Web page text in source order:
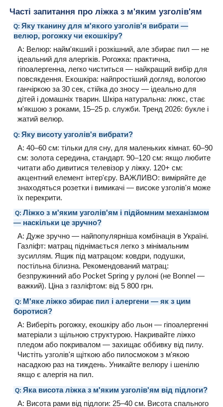
Часті запитання про ліжка з м'яким узголів'ям
Q:Яку тканину для м'якого узголів'я вибрати —
велюр, рогожку чи екошкіру?
A: Велюр: найм'якший і розкішний, але збирає пил — не
ідеальний для алергіків. Рогожка: практична,
гіпоалергенна, легко чиститься — найкращий вибір для
повсякдення. Екошкіра: найпростіший догляд, вологою
ганчіркою за 30 сек, стійка до зносу — ідеально для
дітей і домашніх тварин. Шкіра натуральна: люкс, стає
м'якшою з роками, 15–25 р. служби. Тренд 2026: букле і
жатий велюр.
Q:Яку висоту узголів'я вибрати?
A: 40–60 см: тільки для сну, для маленьких кімнат. 60–90
см: золота середина, стандарт. 90–120 см: якщо любите
читати або дивитися телевізор у ліжку. 120+ см:
акцентний елемент інтер'єру. ВАЖЛИВО: виміряйте де
знаходяться розетки і вимикачі — високе узголів'я може
їх перекрити.
Q:Ліжко з м'яким узголів'ям і підйомним механізмом
— наскільки це зручно?
A: Дуже зручно — найпопулярніша комбінація в Україні.
Газліфт: матрац піднімається легко з мінімальним
зусиллям. Ящик під матрацом: ковдри, подушки,
постільна білизна. Рекомендований матрац:
безпружинний або Pocket Spring у рулоні (не Bonnel —
важкий). Ціна з газліфтом: від 5 800 грн.
Q: М'яке ліжко збирає пил і алергени — як з цим
боротися?
A: Виберіть рогожку, екошкіру або льон — гіпоалергенні
матеріали з щільною структурою. Накривайте ліжко
пледом або покривалом — захищає оббивку від пилу.
Чистіть узголів'я щіткою або пилосмоком з м'якою
насадкою раз на тиждень. Уникайте велюру і шенілю
якщо є алергія на пил.
Q:Яка висота ліжка з м'яким узголів'ям від підлоги?
A: Висота рами від підлоги: 25–40 см. Висота спального